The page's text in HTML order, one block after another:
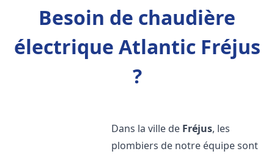
Besoin de chaudière
électrique Atlantic Fréjus
?
Dans la ville de Fréjus, les
plombiers de notre équipe sont